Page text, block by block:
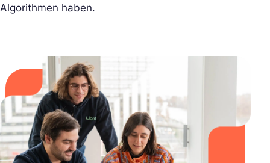
Algorithmen haben.